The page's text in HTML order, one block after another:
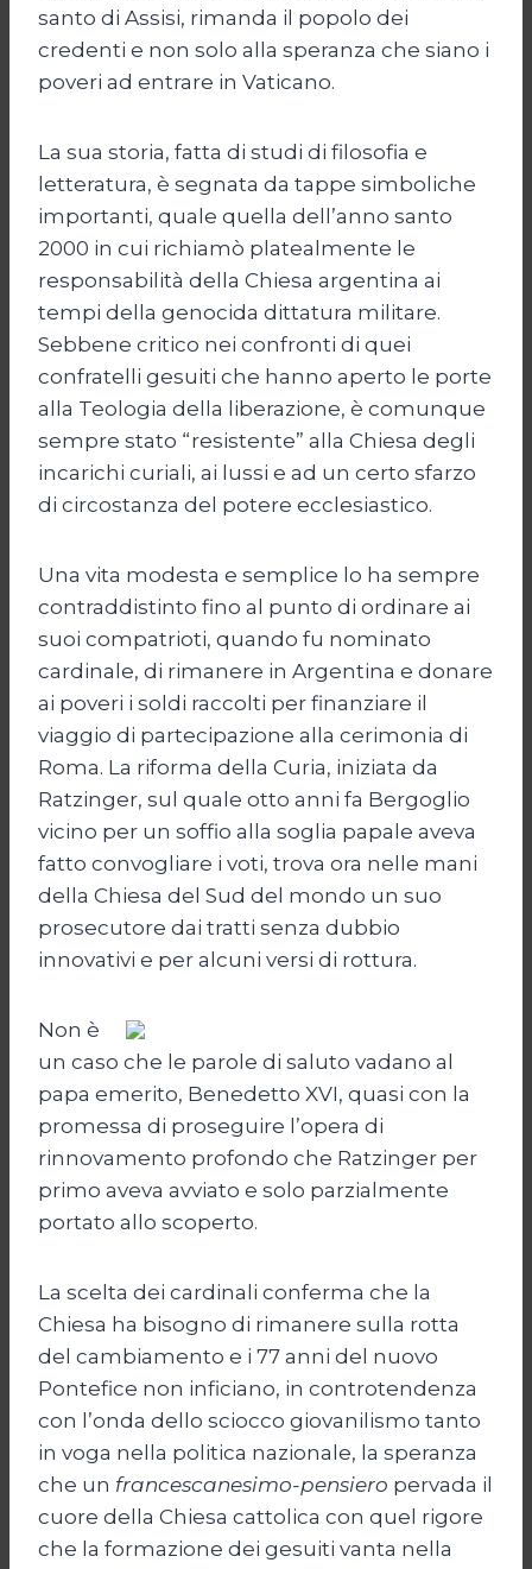
santo di Assisi, rimanda il popolo dei
credenti e non solo alla speranza che siano i
poveri ad entrare in Vaticano.
La sua storia, fatta di studi di filosofia e
letteratura, è segnata da tappe simboliche
importanti, quale quella dell’anno santo
2000 in cui richiamò platealmente le
responsabilità della Chiesa argentina ai
tempi della genocida dittatura militare.
Sebbene critico nei confronti di quei
confratelli gesuiti che hanno aperto le porte
alla Teologia della liberazione, è comunque
sempre stato “resistente” alla Chiesa degli
incarichi curiali, ai lussi e ad un certo sfarzo
di circostanza del potere ecclesiastico.
Una vita modesta e semplice lo ha sempre
contraddistinto fino al punto di ordinare ai
suoi compatrioti, quando fu nominato
cardinale, di rimanere in Argentina e donare
ai poveri i soldi raccolti per finanziare il
viaggio di partecipazione alla cerimonia di
Roma. La riforma della Curia, iniziata da
Ratzinger, sul quale otto anni fa Bergoglio
vicino per un soffio alla soglia papale aveva
fatto convogliare i voti, trova ora nelle mani
della Chiesa del Sud del mondo un suo
prosecutore dai tratti senza dubbio
innovativi e per alcuni versi di rottura.
Non è
un caso che le parole di saluto vadano al
papa emerito, Benedetto XVI, quasi con la
promessa di proseguire l’opera di
rinnovamento profondo che Ratzinger per
primo aveva avviato e solo parzialmente
portato allo scoperto.
La scelta dei cardinali conferma che la
Chiesa ha bisogno di rimanere sulla rotta
del cambiamento e i 77 anni del nuovo
Pontefice non inficiano, in controtendenza
con l’onda dello sciocco giovanilismo tanto
in voga nella politica nazionale, la speranza
che un francescanesimo-pensiero pervada il
cuore della Chiesa cattolica con quel rigore
che la formazione dei gesuiti vanta nella